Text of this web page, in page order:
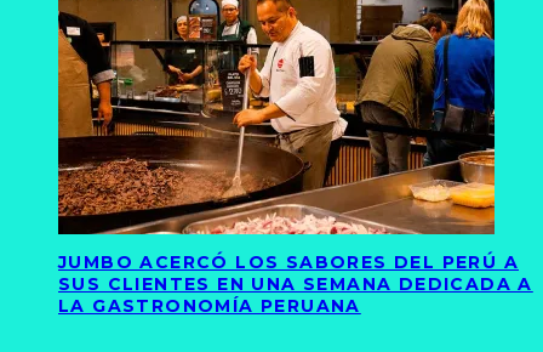
JUMBO ACERCÓ LOS SABORES DEL PERÚ A
SUS CLIENTES EN UNA SEMANA DEDICADA A
LA GASTRONOMÍA PERUANA